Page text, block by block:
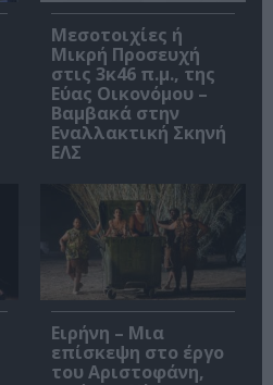
Μεσοτοιχίες ή
Μικρή Προσευχή
στις 3κ46 π.μ., της
Εύας Οικονόμου –
Βαμβακά στην
Εναλλακτική Σκηνή
ΕΛΣ
Ειρήνη – Μια
επίσκεψη στο έργο
του Αριστοφάνη,